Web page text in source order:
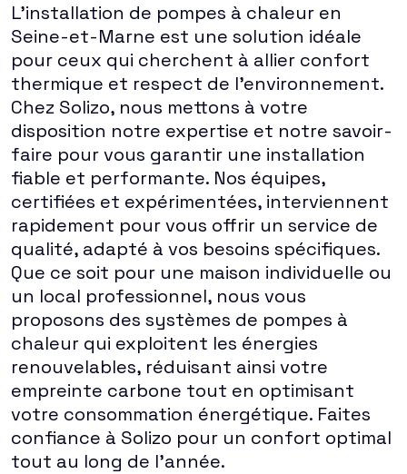
L'installation de pompes à chaleur en
Seine-et-Marne est une solution idéale
pour ceux qui cherchent à allier confort
thermique et respect de l'environnement.
Chez Solizo, nous mettons à votre
disposition notre expertise et notre savoir-
faire pour vous garantir une installation
fiable et performante. Nos équipes,
certifiées et expérimentées, interviennent
rapidement pour vous offrir un service de
qualité, adapté à vos besoins spécifiques.
Que ce soit pour une maison individuelle ou
un local professionnel, nous vous
proposons des systèmes de pompes à
chaleur qui exploitent les énergies
renouvelables, réduisant ainsi votre
empreinte carbone tout en optimisant
votre consommation énergétique. Faites
confiance à Solizo pour un confort optimal
tout au long de l'année.